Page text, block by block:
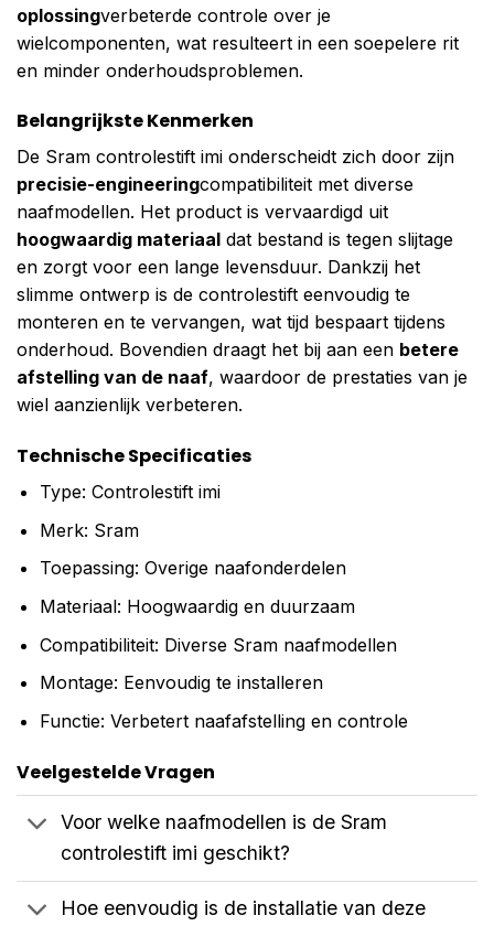
oplossingverbeterde controle over je
wielcomponenten, wat resulteert in een soepelere rit
en minder onderhoudsproblemen.
Belangrijkste Kenmerken
De Sram controlestift imi onderscheidt zich door zijn
precisie-engineeringcompatibiliteit met diverse
naafmodellen. Het product is vervaardigd uit
hoogwaardig materiaal dat bestand is tegen slijtage
en zorgt voor een lange levensduur. Dankzij het
slimme ontwerp is de controlestift eenvoudig te
monteren en te vervangen, wat tijd bespaart tijdens
onderhoud. Bovendien draagt het bij aan een betere
afstelling van de naaf, waardoor de prestaties van je
wiel aanzienlijk verbeteren.
Technische Specificaties
Type: Controlestift imi
Merk: Sram
Toepassing: Overige naafonderdelen
Materiaal: Hoogwaardig en duurzaam
Compatibiliteit: Diverse Sram naafmodellen
Montage: Eenvoudig te installeren
Functie: Verbetert naafafstelling en controle
Veelgestelde Vragen
Voor welke naafmodellen is de Sram
controlestift imi geschikt?
Hoe eenvoudig is de installatie van deze